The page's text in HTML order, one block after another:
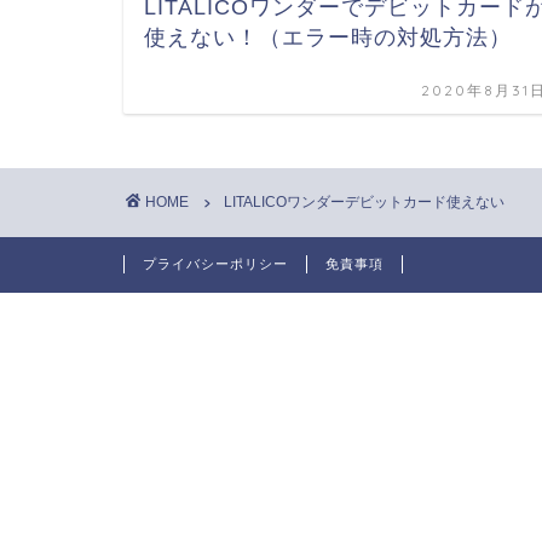
LITALICOワンダーでデビットカード
使えない！（エラー時の対処方法）
2020年8月31
HOME LITALICOワンダーデビットカード使えない
プライバシーポリシー 免責事項